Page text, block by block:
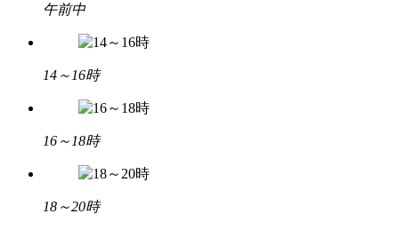
午前中
14～16時
16～18時
18～20時